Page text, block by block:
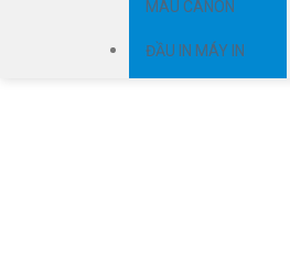
MÀU CANON
ĐẦU IN MÁY IN